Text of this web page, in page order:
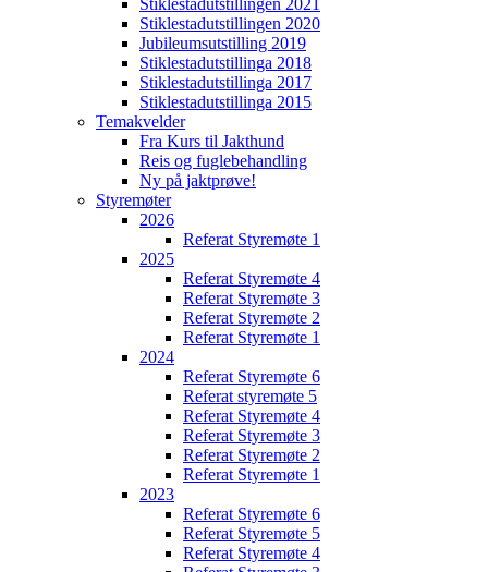
Stiklestadutstillingen 2020
Jubileumsutstilling 2019
Stiklestadutstillinga 2018
Stiklestadutstillinga 2017
Stiklestadutstillinga 2015
Temakvelder
Fra Kurs til Jakthund
Reis og fuglebehandling
Ny på jaktprøve!
Styremøter
2026
Referat Styremøte 1
2025
Referat Styremøte 4
Referat Styremøte 3
Referat Styremøte 2
Referat Styremøte 1
2024
Referat Styremøte 6
Referat styremøte 5
Referat Styremøte 4
Referat Styremøte 3
Referat Styremøte 2
Referat Styremøte 1
2023
Referat Styremøte 6
Referat Styremøte 5
Referat Styremøte 4